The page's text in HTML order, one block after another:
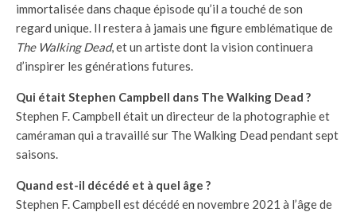
immortalisée dans chaque épisode qu’il a touché de son
regard unique. Il restera à jamais une figure emblématique de
The Walking Dead, et un artiste dont la vision continuera
d’inspirer les générations futures.
Qui était Stephen Campbell dans The Walking Dead ?
Stephen F. Campbell était un directeur de la photographie et
caméraman qui a travaillé sur The Walking Dead pendant sept
saisons.
Quand est-il décédé et à quel âge ?
Stephen F. Campbell est décédé en novembre 2021 à l’âge de